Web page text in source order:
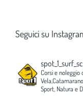
Seguici su
Corsi e noleggio
Vela,Catamarano.
Sport, Natura e